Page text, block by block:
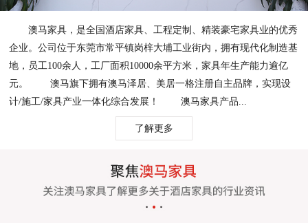
澳马家具，是全国酒店家具、工程定制、精装豪宅家具业的优秀
企业。公司位于东莞市常平镇岗梓大埔工业街内，拥有现代化制造基
地，员工100余人，工厂面积10000余平方米，家具年生产能力逾亿
元。 澳马旗下拥有澳马泽居、美居一格注册自主品牌，实现设
计/施工/家具产业一体化综合发展！ 澳马家具产品...
了解更多